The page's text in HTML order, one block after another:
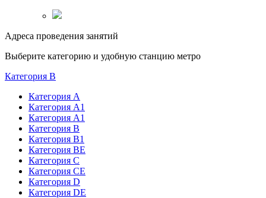
Адреса проведения занятий
Выберите категорию и удобную станцию метро
Категория B
Категория А
Категория А1
Категория А1
Категория В
Категория В1
Категория BE
Категория С
Категория СЕ
Категория D
Категория DE